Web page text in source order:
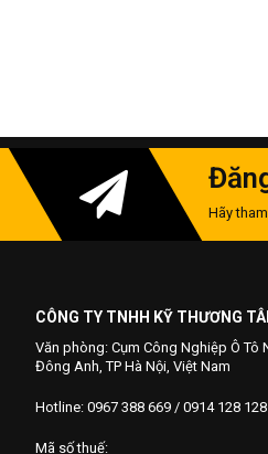
Hãy
CÔNG TY TNHH KỸ THƯƠNG
Văn phòng: Cụm Công Nghiệp Ô Tô
Đông Anh, TP Hà Nội, Việt Nam
Hotline: 0967 388 669 / 0914 128 128
Mã số thuế: